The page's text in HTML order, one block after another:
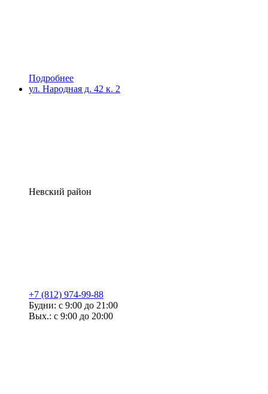
Подробнее
ул. Народная д. 42 к. 2
Невский район
+7 (812) 974-99-88
Будни: с 9:00 до 21:00
Вых.: с 9:00 до 20:00